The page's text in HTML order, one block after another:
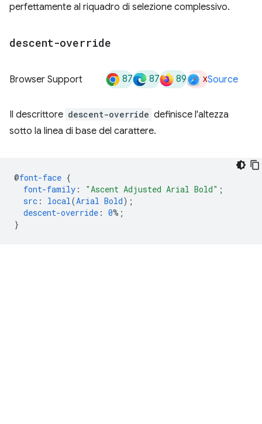
perfettamente al riquadro di selezione complessivo.
descent-override
Browser Support 87 87 89 xSource
Il descrittore descent-override definisce l'altezza
sotto la linea di base del carattere.
@font-face {
font-family : "Ascent Adjusted Arial Bold" ;
src : local (Arial Bold);
descent-override : 0%;
}